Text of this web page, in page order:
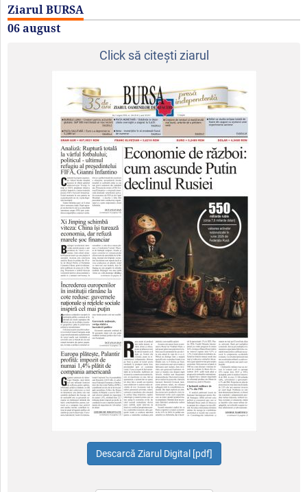
Ziarul BURSA
06 august
Click să citeşti ziarul